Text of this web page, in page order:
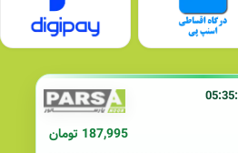
187,995 تومان